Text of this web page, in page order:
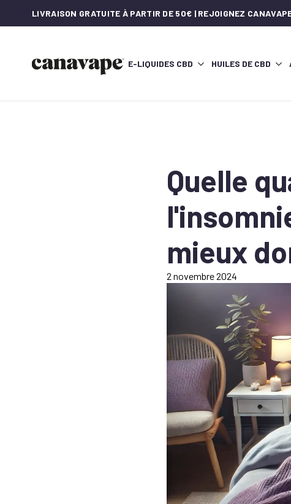
LIVRAISON GRATUITE À PARTIR DE 50€ | REJOIGNEZ
E-LIQUIDES CBD HUILES DE CBD
Quelle
mieux
2 novembre 2024